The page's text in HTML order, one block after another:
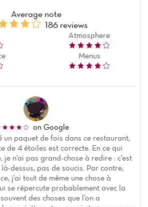
Average note
186 reviews
Atmosphere
Menus
on Google
un paquet de fois dans ce restaurant,
de 4 étoiles est correcte. En ce qui
je n'ai pas grand-chose à redire : c'est
dessus, pas de soucis. Par contre,
j'ai tout de même une chose à
se répercute probablement avec la
des choses que l'on a